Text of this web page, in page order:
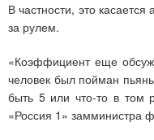
В частности, это
за рулем.
«Коэффициент еще
человек был пойман
быть 5 или что-то в том
«Россия 1» замминистра